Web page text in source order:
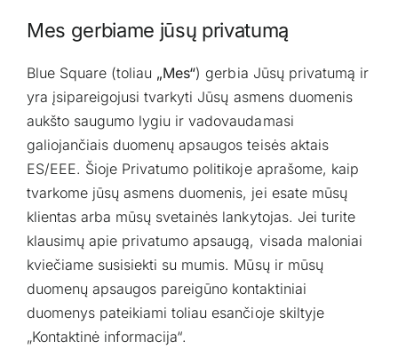
Mes gerbiame jūsų privatumą
Blue Square (toliau „Mes“) gerbia Jūsų privatumą ir
yra įsipareigojusi tvarkyti Jūsų asmens duomenis
aukšto saugumo lygiu ir vadovaudamasi
galiojančiais duomenų apsaugos teisės aktais
ES/EEE. Šioje Privatumo politikoje aprašome, kaip
tvarkome jūsų asmens duomenis, jei esate mūsų
klientas arba mūsų svetainės lankytojas. Jei turite
klausimų apie privatumo apsaugą, visada maloniai
kviečiame susisiekti su mumis. Mūsų ir mūsų
duomenų apsaugos pareigūno kontaktiniai
duomenys pateikiami toliau esančioje skiltyje
„Kontaktinė informacija“.